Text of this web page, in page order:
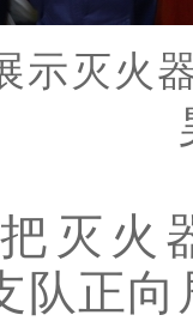
示灭火
灭火
正向